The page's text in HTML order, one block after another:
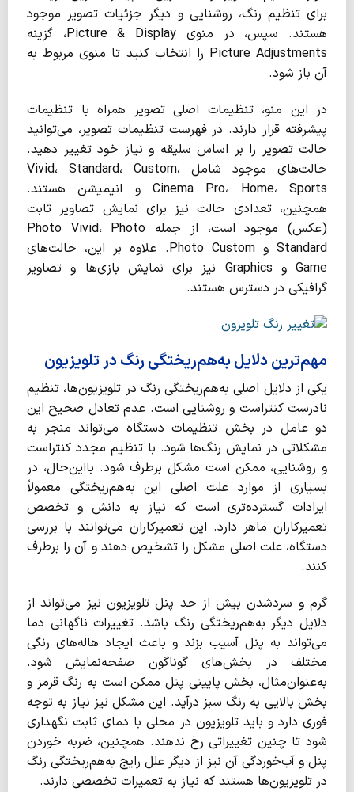
برای تنظیم رنگ، روشنایی و دیگر جزئیات تصویر موجود
هستند. سپس، در منوی Picture & Display، گزینه
Picture Adjustments را انتخاب کنید تا منوی مربوط به
آن باز شود.
در این منو، تنظیمات اصلی تصویر همراه با تنظیمات
پیشرفته قرار دارند. در فهرست تنظیمات تصویر، می‌توانید
حالت تصویر را بر اساس سلیقه و نیاز خود تغییر دهید.
حالت‌های موجود شامل Vivid، Standard، Custom،
Cinema Pro، Home، Sports و انیمیشن هستند.
همچنین، تعدادی حالت نیز برای نمایش تصاویر ثابت
(عکس) موجود است، از جمله Photo Vivid، Photo
Standard و Photo Custom. علاوه بر این، حالت‌های
Game و Graphics نیز برای نمایش بازی‌ها و تصاویر
گرافیکی در دسترس هستند.
مهم‌ترین دلایل به‌هم‌ریختگی رنگ در تلویزیون
یکی از دلایل اصلی به‌هم‌ریختگی رنگ در تلویزیون‌ها، تنظیم
نادرست کنتراست و روشنایی است. عدم تعادل صحیح این
دو عامل در بخش تنظیمات دستگاه می‌تواند منجر به
مشکلاتی در نمایش رنگ‌ها شود. با تنظیم مجدد کنتراست
و روشنایی، ممکن است مشکل برطرف شود. بااین‌حال، در
بسیاری از موارد علت اصلی این به‌هم‌ریختگی معمولاً
ایرادات گسترده‌تری است که نیاز به دانش و تخصص
تعمیرکاران ماهر دارد. این تعمیرکاران می‌توانند با بررسی
دستگاه، علت اصلی مشکل را تشخیص دهند و آن را برطرف
کنند.
گرم و سردشدن بیش از حد پنل تلویزیون نیز می‌تواند از
دلایل دیگر به‌هم‌ریختگی رنگ باشد. تغییرات ناگهانی دما
می‌تواند به پنل آسیب بزند و باعث ایجاد هاله‌های رنگی
مختلف در بخش‌های گوناگون صفحه‌نمایش شود.
به‌عنوان‌مثال، بخش پایینی پنل ممکن است به رنگ قرمز و
بخش بالایی به رنگ سبز درآید. این مشکل نیز نیاز به توجه
فوری دارد و باید تلویزیون در محلی با دمای ثابت نگهداری
شود تا چنین تغییراتی رخ ندهند. همچنین، ضربه خوردن
پنل و آب‌خوردگی آن نیز از دیگر علل رایج به‌هم‌ریختگی رنگ
در تلویزیون‌ها هستند که نیاز به تعمیرات تخصصی دارند.